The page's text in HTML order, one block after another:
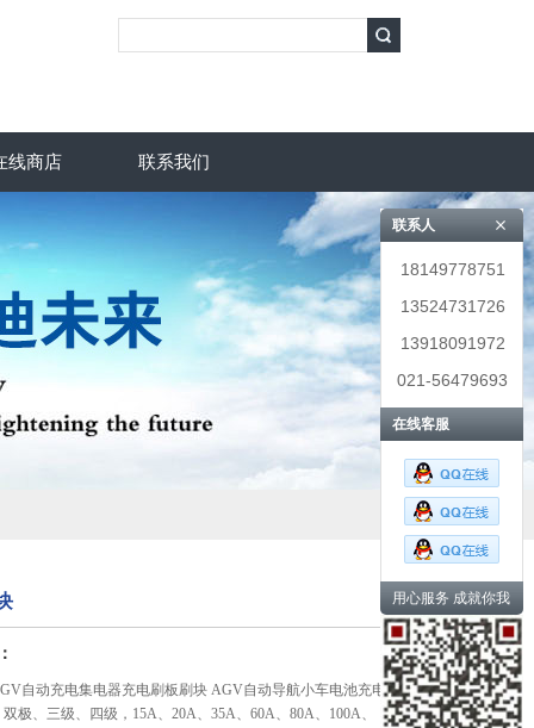
线商店 联系我们
自动充电集电器充电刷板刷块 AGV自动导航小车电池充电
极、三级、四级，15A、20A、35A、60A、80A、100A、
联系人
18149778751
13524731726
13918091972
021-56479693
在线客服
用心服务 成就你我